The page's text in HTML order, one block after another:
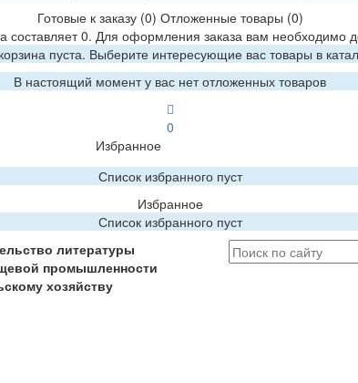
Готовые к заказу(0) Отложенные товары (0)
составляет 0. Для оформления заказа вам необходимо
пуста. Выберите интересующие вас товары в
В настоящий момент у вас нет отложенных товаров
0
Избранное
Список избранного пуст
Избранное
Список избранного пуст
литературы
промышленности
хозяйству